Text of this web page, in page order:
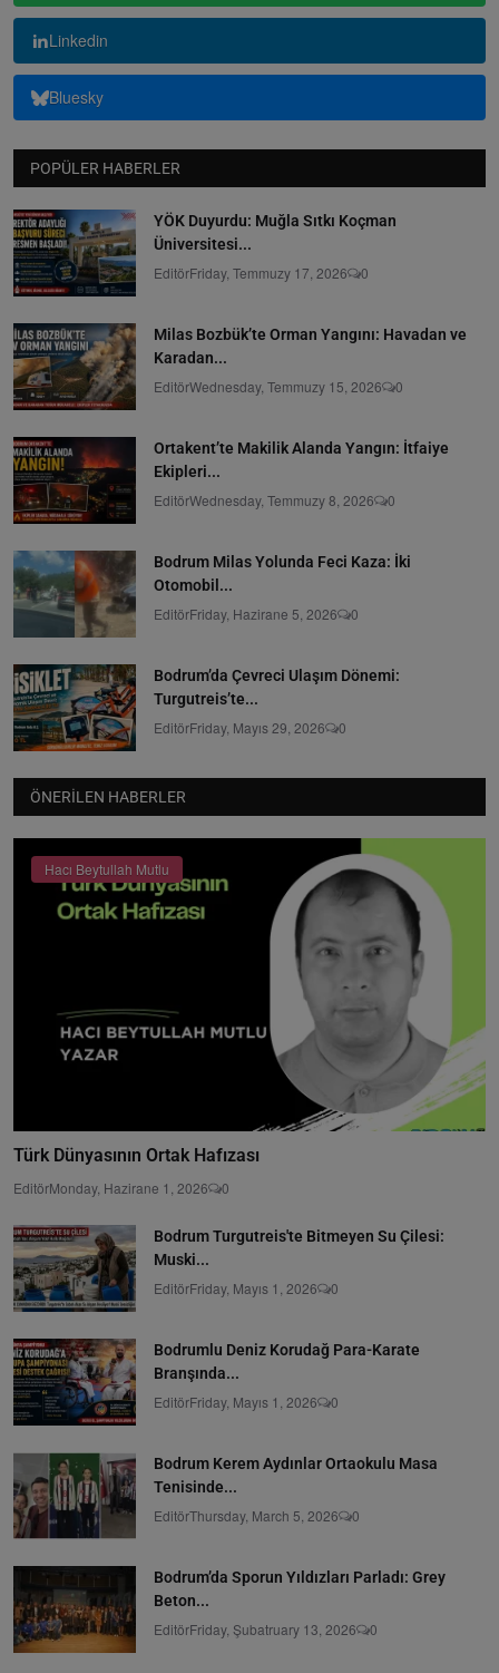
Linkedin
Bluesky
POPÜLER HABERLER
YÖK Duyurdu: Muğla Sıtkı Koçman
Üniversitesi...
EditörFriday, Temmuzy 17, 2026 0
Milas Bozbük’te Orman Yangını: Havadan ve
Karadan...
EditörWednesday, Temmuzy 15, 2026 0
Ortakent’te Makilik Alanda Yangın: İtfaiye
Ekipleri...
EditörWednesday, Temmuzy 8, 2026 0
Bodrum Milas Yolunda Feci Kaza: İki
Otomobil...
EditörFriday, Hazirane 5, 2026 0
Bodrum’da Çevreci Ulaşım Dönemi:
Turgutreis’te...
EditörFriday, Mayıs 29, 2026 0
ÖNERILEN HABERLER
Hacı Beytullah Mutlu
Türk Dünyasının Ortak Hafızası
EditörMonday, Hazirane 1, 2026 0
Bodrum Turgutreis'te Bitmeyen Su Çilesi:
Muski...
EditörFriday, Mayıs 1, 2026 0
Bodrumlu Deniz Korudağ Para-Karate
Branşında...
EditörFriday, Mayıs 1, 2026 0
Bodrum Kerem Aydınlar Ortaokulu Masa
Tenisinde...
EditörThursday, March 5, 2026 0
Bodrum’da Sporun Yıldızları Parladı: Grey
Beton...
EditörFriday, Şubatruary 13, 2026 0